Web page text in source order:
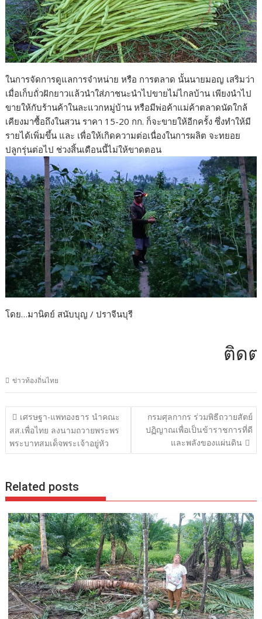
ในการจัดการดูแลการจำหน่าย หรือ การตลาด นั้นนายมอญ เสริมว่า
เมื่อเก็บถั่วฝักยาวแล้วนำใส่ภาชนะนำไปขายไม่ไกลบ้าน เพียงนำไป
ขายให้กับร้านค้าในละแวกหมู่บ้าน หรือมีพ่อค้าแม่ค้าตลาดนัดใกล้
เคียงมาซื้อถึงในสวน ราคา 15-20 กก. ก็จะขายให้อีกครั้ง ซึ่งทำให้มี
รายได้เพิ่มขึ้น และ เพื่อให้เกิดความต่อเนื่องในการผลิต จะทยอย
ปลูกรุ่นต่อไป ช่วงสิ้นเดือนนี้ไม่ให้ขาดตอน
โดย…มานิตย์ สนับบุญ / ปราจีนบุรี
ติดต่อโ
ข่าวท้องถิ่นไทย
แนะแนว
เรื่อง
เศรษฐา-แพทองธาร นำคณะ
สส.เพื่อไทย ลงนามถวายพระพร
พระบาทสมเด็จพระเจ้าอยู่หัว
กรมศุลกากร ร่วมพิธีถวายสัตย์
ปฏิญาณเพื่อเป็นข้าราชการที่ดี
และพลังของแผ่นดิน
Related posts